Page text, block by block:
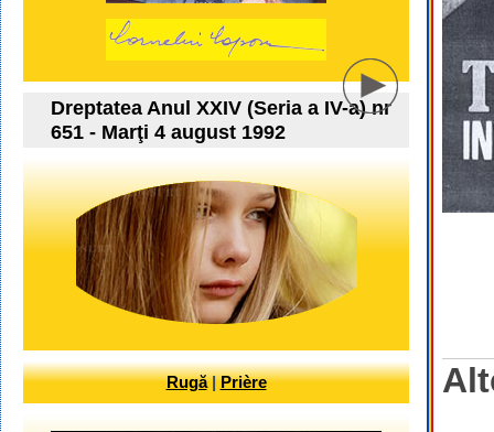
Dreptatea Anul XXIV (Seria a IV-a) nr
651 - Marţi 4 august 1992
Rugă|Prière